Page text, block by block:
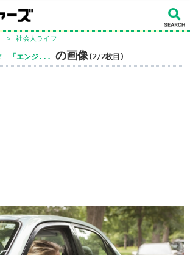
> 社会人ライフ
「エンジ... の画像(2/2枚目)